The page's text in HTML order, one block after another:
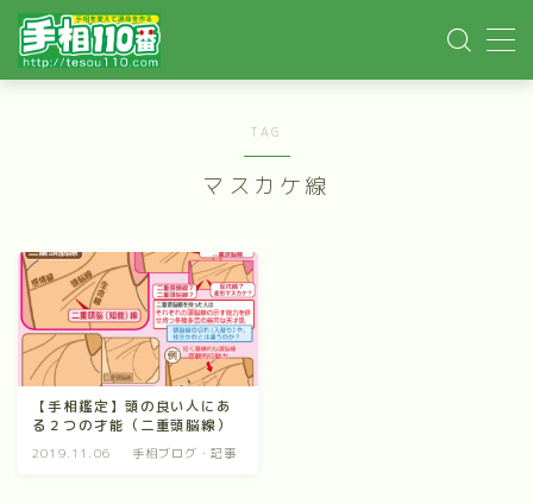
MENU
手相鑑定
手相講座
イベント依頼
TAG
マスカケ線
【手相鑑定】頭の良い人にあ
る２つの才能（二重頭脳線）
2019.11.06 手相ブログ・記事